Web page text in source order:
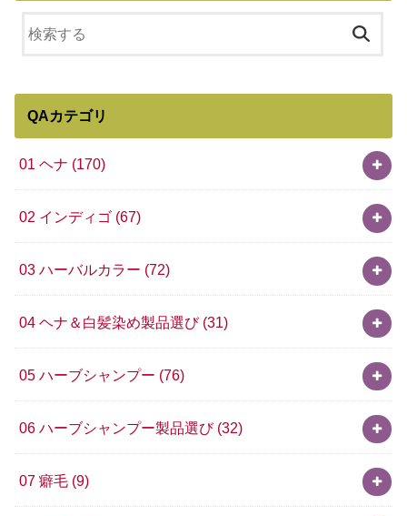
QAカテゴリ
01 ヘナ (170)
02 インディゴ (67)
03 ハーバルカラー (72)
04 ヘナ＆白髪染め製品選び (31)
05 ハーブシャンプー (76)
06 ハーブシャンプー製品選び (32)
07 癖毛 (9)